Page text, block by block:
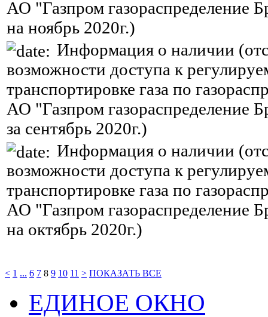
АО "Газпром газораспределение
на ноябрь 2020г.)
Информация о наличии
возможности доступа к
транспортировке газа по
АО "Газпром газораспределение
за сентябрь 2020г.)
Информация о наличии
возможности доступа к
транспортировке газа по
АО "Газпром газораспределение
на октябрь 2020г.)
< 1 ... 6 7 8 9 10 11 > ПОКАЗАТЬ ВСЕ
ЕДИНОЕ ОКНО